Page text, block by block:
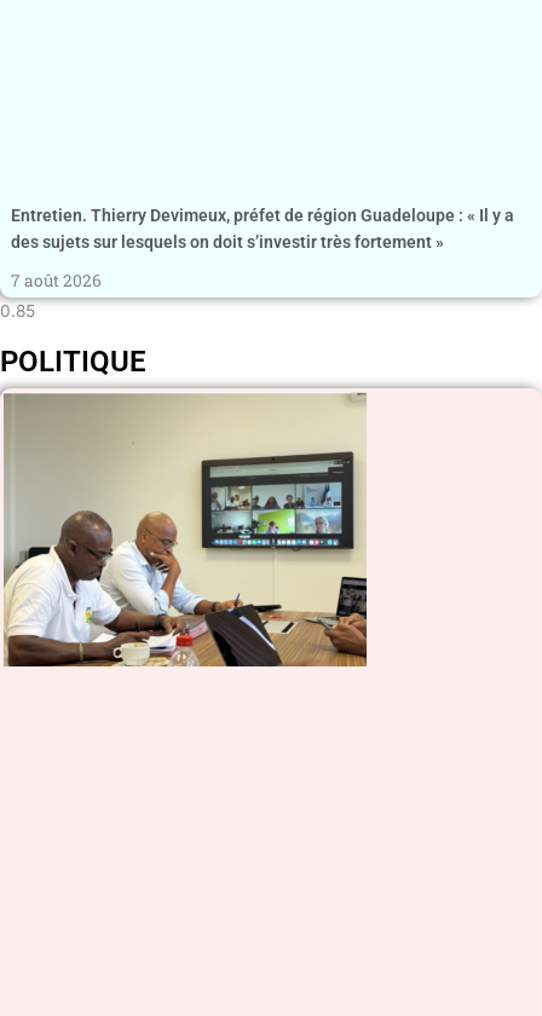
Entretien. Thierry Devimeux, préfet de région Guadeloupe : « Il y a
des sujets sur lesquels on doit s’investir très fortement »
7 août 2026
POLITIQUE